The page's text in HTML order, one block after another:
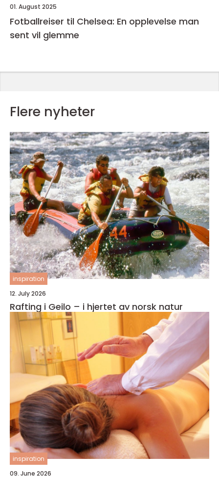
01. August 2025
Fotballreiser til Chelsea: En opplevelse man
sent vil glemme
Flere nyheter
inspiration
12. July 2026
Rafting i Geilo – i hjertet av norsk natur
inspiration
09. June 2026